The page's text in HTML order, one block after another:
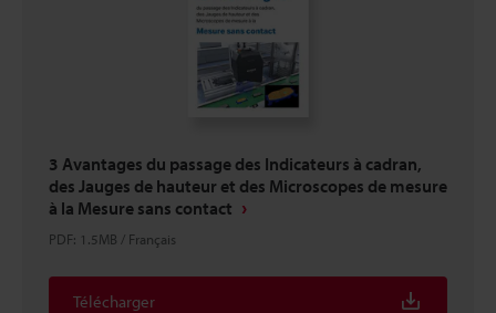
3 Avantages du passage des Indicateurs à cadran,
des Jauges de hauteur et des Microscopes de mesure
à la Mesure sans contact
PDF: 1.5MB / Français
Télécharger